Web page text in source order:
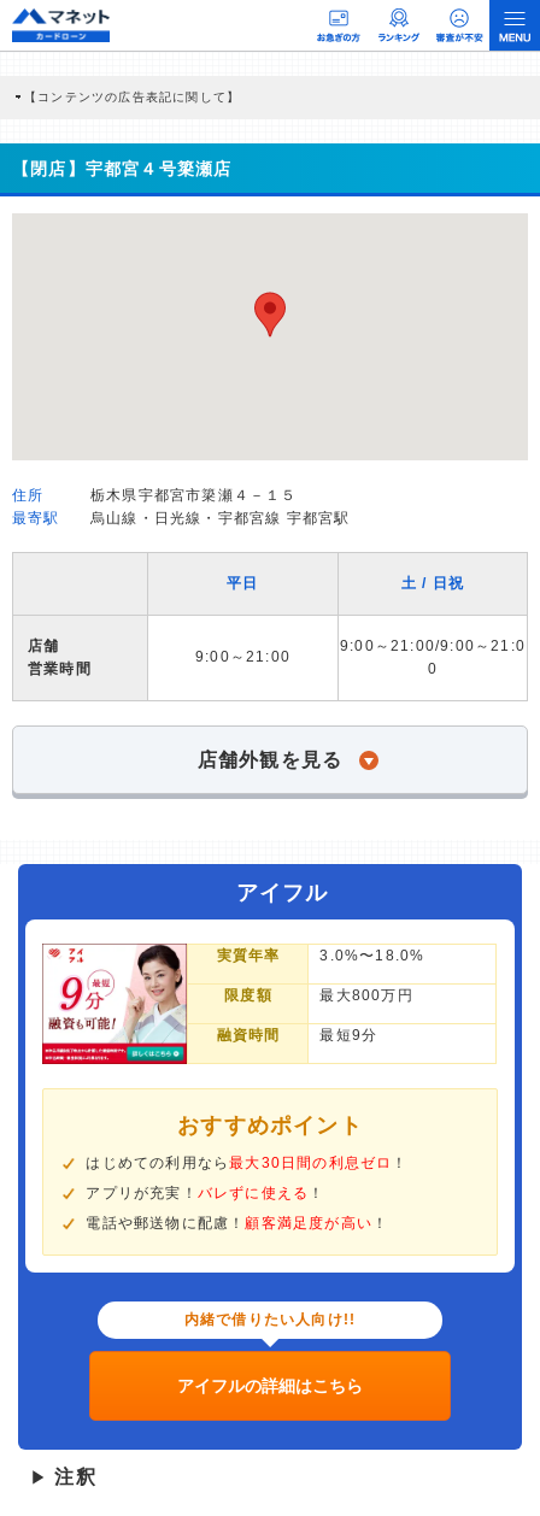
【コンテンツの広告表記に関して】
商品を根拠なくPRするものではなく、当編集部の調査／ユーザーへの口コミ収集な
どに基づき、公平性を担保した情報提供を行っています。
>提携企業一覧
【閉店】宇都宮４号簗瀬店
住所
栃木県宇都宮市簗瀬４－１５
最寄駅
烏山線・日光線・宇都宮線 宇都宮駅
平日 土 / 日祝
店舗
営業時間
9:00～21:00
9:00～21:00/9:00～21:0
0
店舗外観を見る
アイフル
実質年率 3.0%〜18.0%
限度額 最大800万円
融資時間 最短9分
おすすめポイント
はじめての利用なら最大30日間の利息ゼロ ！
アプリが充実！ バレずに使える ！
電話や郵送物に配慮！顧客満足度が高い ！
内緒で借りたい人向け!!
アイフルの詳細はこちら
▶ 注釈